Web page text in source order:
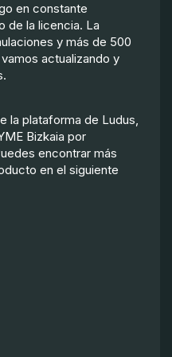
en constante
de la licencia. La
y más de 500
actualizando y
la plataforma de Ludus,
Bizkaia por
encontrar más
en el siguiente